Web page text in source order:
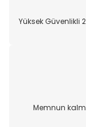
Yüksek Güvenlikli
Memnun